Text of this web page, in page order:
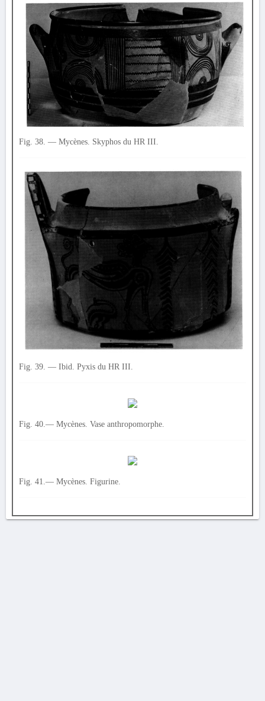
Fig. 38. — Mycènes. Skyphos du HR III.
Fig. 39. — Ibid. Pyxis du HR III.
Fig. 40.— Mycènes. Vase anthropomorphe.
Fig. 41.— Mycènes. Figurine.